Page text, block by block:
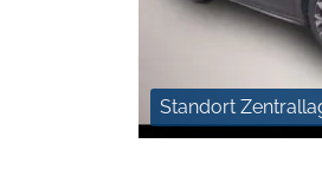
Standort